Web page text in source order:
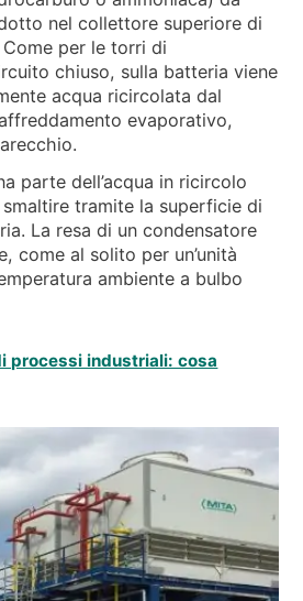
nel collettore superiore di
per le torri di
chiuso, sulla batteria viene
acqua ricircolata dal
evaporativo,
parte dell’acqua in ricircolo
tramite la superficie di
La resa di un condensatore
come al solito per un’unità
ambiente a bulbo
processi industriali: cosa